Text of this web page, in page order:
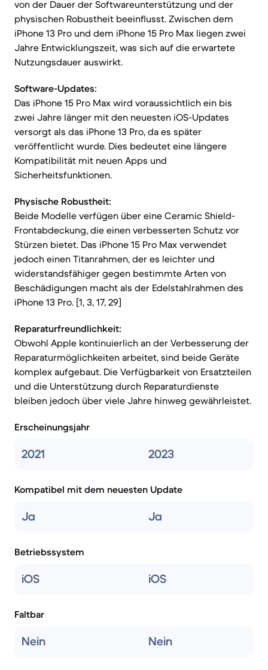
von der Dauer der Softwareunterstützung und der
physischen Robustheit beeinflusst. Zwischen dem
iPhone 13 Pro und dem iPhone 15 Pro Max liegen zwei
Jahre Entwicklungszeit, was sich auf die erwartete
Nutzungsdauer auswirkt.
Software-Updates:
Das iPhone 15 Pro Max wird voraussichtlich ein bis
zwei Jahre länger mit den neuesten iOS-Updates
versorgt als das iPhone 13 Pro, da es später
veröffentlicht wurde. Dies bedeutet eine längere
Kompatibilität mit neuen Apps und
Sicherheitsfunktionen.
Physische Robustheit:
Beide Modelle verfügen über eine Ceramic Shield-
Frontabdeckung, die einen verbesserten Schutz vor
Stürzen bietet. Das iPhone 15 Pro Max verwendet
jedoch einen Titanrahmen, der es leichter und
widerstandsfähiger gegen bestimmte Arten von
Beschädigungen macht als der Edelstahlrahmen des
iPhone 13 Pro. [1, 3, 17, 29]
Reparaturfreundlichkeit:
Obwohl Apple kontinuierlich an der Verbesserung der
Reparaturmöglichkeiten arbeitet, sind beide Geräte
komplex aufgebaut. Die Verfügbarkeit von Ersatzteilen
und die Unterstützung durch Reparaturdienste
bleiben jedoch über viele Jahre hinweg gewährleistet.
Erscheinungsjahr
2021 2023
Kompatibel mit dem neuesten Update
Ja Ja
Betriebssystem
iOS iOS
Faltbar
Nein Nein